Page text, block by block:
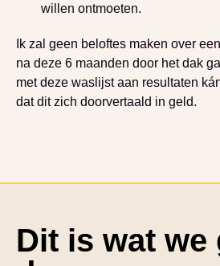
willen ontmoeten.
Ik zal geen beloftes maken over
na deze 6 maanden door het dak
met deze waslijst aan resultaten
dat dit zich doorvertaald in geld.
Dit is wat we